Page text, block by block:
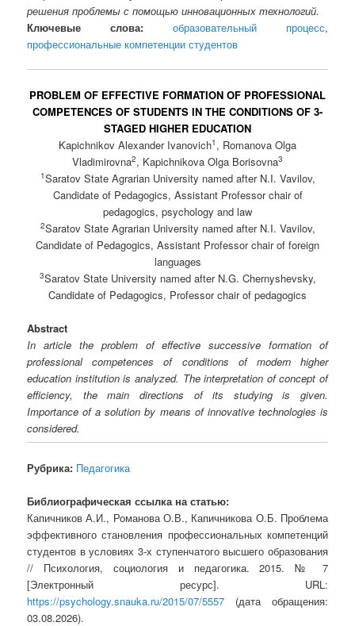
решения проблемы с помощью инновационных технологий.
Ключевые слова:
образовательный процесс,
профессиональные компетенции студентов
PROBLEM OF EFFECTIVE FORMATION OF PROFESSIONAL
COMPETENCES OF STUDENTS IN THE CONDITIONS OF 3-
STAGED HIGHER EDUCATION
Kapichnikov Alexander Ivanovich1 , Romanova Olga
Vladimirovna2, Kapichnikova Olga Borisovna3
1Saratov State Agrarian University named after N.I. Vavilov,
Candidate of Pedagogics, Assistant Professor chair of
pedagogics, psychology and law
2Saratov State Agrarian University named after N.I. Vavilov,
Candidate of Pedagogics, Assistant Professor chair of foreign
languages
3Saratov State University named after N.G. Chernyshevsky,
Candidate of Pedagogics, Professor chair of pedagogics
Abstract
In article the problem of effective successive formation of
professional competences of conditions of modern higher
education institution is analyzed. The interpretation of concept of
efficiency, the main directions of its studying is given.
Importance of a solution by means of innovative technologies is
considered.
Рубрика: Педагогика
Библиографическая ссылка на статью:
Капичников А.И., Романова О.В., Капичникова О.Б. Проблема
эффективного становления профессиональных компетенций
студентов в условиях 3-х ступенчатого высшего образования
// Психология, социология и педагогика. 2015. № 7
[Электронный ресурс]. URL:
https://psychology.snauka.ru/2015/07/5557 (дата обращения:
03.08.2026).